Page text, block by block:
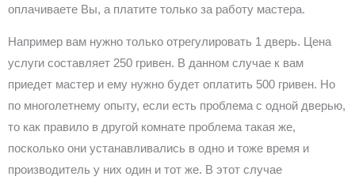
оплачиваете Вы, а платите только за работу мастера.
Например вам нужно только отрегулировать 1 дверь. Цена
услуги составляет 250 гривен. В данном случае к вам
приедет мастер и ему нужно будет оплатить 500 гривен. Но
по многолетнему опыту, если есть проблема с одной дверью,
то как правило в другой комнате проблема такая же,
посколько они устанавливались в одно и тоже время и
производитель у них один и тот же. В этот случае